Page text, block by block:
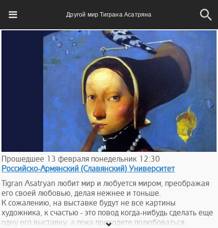
Другой мир Тиграна Асатряна
Прошедшее 13 февраля понедельник 12:30
Российско-Армянский (Славянский) Университет
Tigran Asatryan любит мир и любуется миром, преображая
его своей любовью, делая нежнее и тоньше.
К сожалению, на выставке будут не все картины
художника, к счастью - это повод когда-нибудь сделать еще
одну его выставку, а пока приходите полюбоваться,